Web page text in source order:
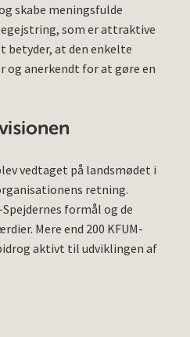
skabe meningsfulde
som er attraktive
betyder, at den enkelte
og anerkendt for at gøre en
vedtaget på landsmødet i
retning.
formål og de
Mere end 200 KFUM-
aktivt til udviklingen af